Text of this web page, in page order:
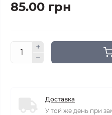
85.00 грн
Доставка
У той же день при